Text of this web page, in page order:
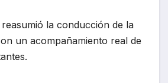
la conducción de la
un acompañamiento real de